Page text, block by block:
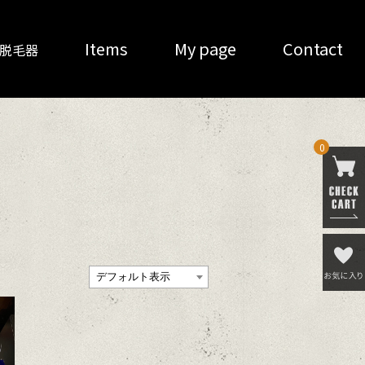
毛器 Items My page Contact
0